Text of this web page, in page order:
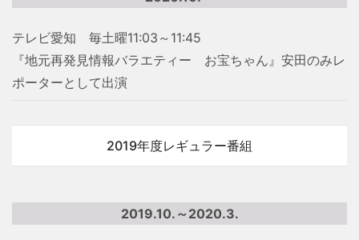
テレビ愛知 毎土曜11:03～11:45
『地元再発見情報バラエティー お宝ちゃん』安田のみレ
ポーターとして出演
2019年度レギュラー番組
2019.10.～2020.3.